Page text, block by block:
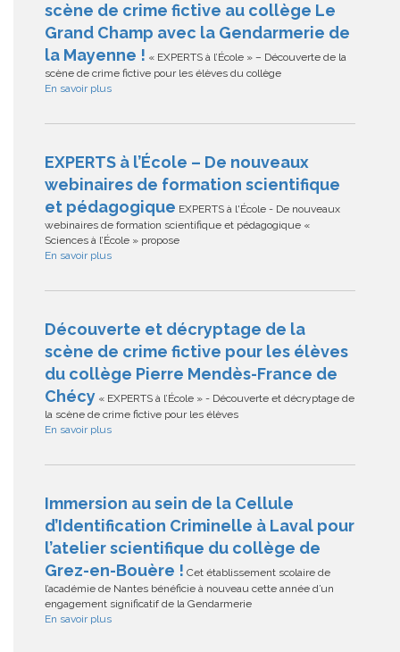
scène de crime fictive au collège Le
Grand Champ avec la Gendarmerie de
la Mayenne ! « EXPERTS à l’École » – Découverte de la
scène de crime fictive pour les élèves du collège
En savoir plus
EXPERTS à l’École – De nouveaux
webinaires de formation scientifique
et pédagogique EXPERTS à l'École - De nouveaux
webinaires de formation scientifique et pédagogique «
Sciences à l’École » propose
En savoir plus
Découverte et décryptage de la
scène de crime fictive pour les élèves
du collège Pierre Mendès-France de
Chécy « EXPERTS à l’École » - Découverte et décryptage de
la scène de crime fictive pour les élèves
En savoir plus
Immersion au sein de la Cellule
d’Identification Criminelle à Laval pour
l’atelier scientifique du collège de
Grez-en-Bouère ! Cet établissement scolaire de
l’académie de Nantes bénéficie à nouveau cette année d’un
engagement significatif de la Gendarmerie
En savoir plus